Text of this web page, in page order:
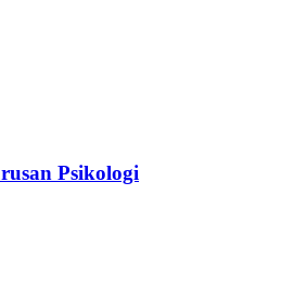
Psikologi